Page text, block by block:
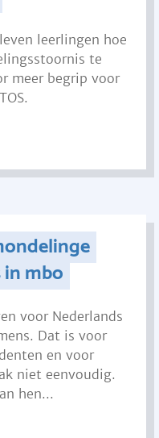
leerlingen hoe
te
meer begrip voor
mbo
voor Nederlands
Dat is voor
en voor
niet eenvoudig.
hen...